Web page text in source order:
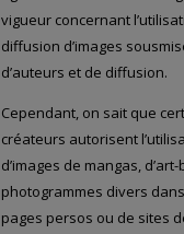
vigueur concernant
diffusion d’images
d’auteurs et de diffusion.
Cependant, on sait que
créateurs autorisent
d’images de mangas,
photogrammes divers
pages persos ou de sites